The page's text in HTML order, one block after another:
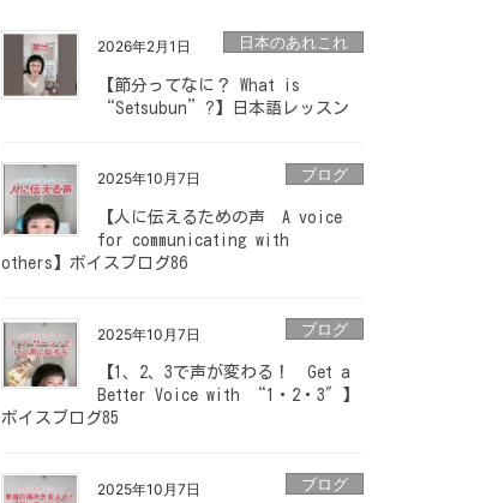
2026年2月1日 日本のあれこれ
【節分ってなに？ What is
“Setsubun”?】日本語レッスン
2025年10月7日 ブログ
【人に伝えるための声 A voice
for communicating with
others】ボイスブログ86
2025年10月7日 ブログ
【1、2、3で声が変わる！ Get a
Better Voice with “1・2・3″】
ボイスブログ85
2025年10月7日 ブログ